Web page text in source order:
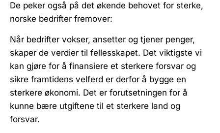
De peker også på det økende behovet for sterke,
norske bedrifter fremover:
Når bedrifter vokser, ansetter og tjener penger,
skaper de verdier til fellesskapet. Det viktigste vi
kan gjøre for å finansiere et sterkere forsvar og
sikre framtidens velferd er derfor å bygge en
sterkere økonomi. Det er forutsetningen for å
kunne bære utgiftene til et sterkere land og
forsvar.